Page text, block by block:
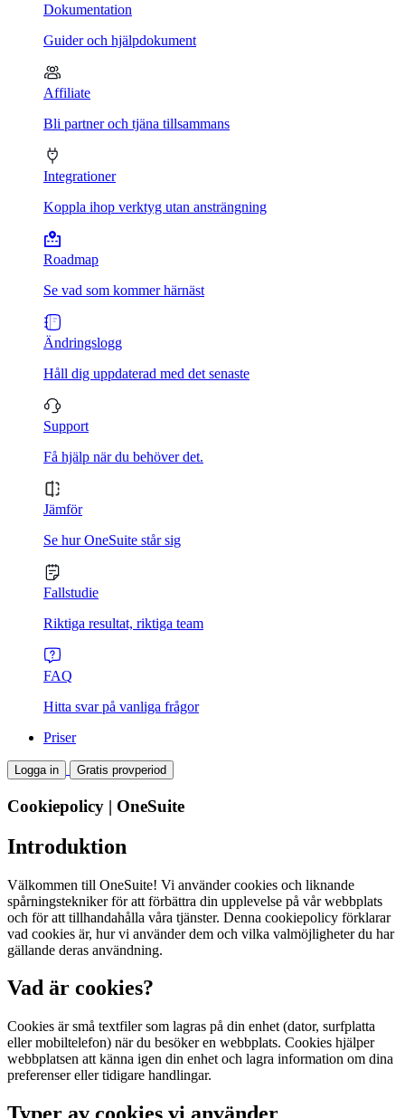
Dokumentation
Guider och hjälpdokument
Affiliate
Bli partner och tjäna tillsammans
Integrationer
Koppla ihop verktyg utan ansträngning
Roadmap
Se vad som kommer härnäst
Ändringslogg
Håll dig uppdaterad med det senaste
Support
Få hjälp när du behöver det.
Jämför
Se hur OneSuite står sig
Fallstudie
Riktiga resultat, riktiga team
FAQ
Hitta svar på vanliga frågor
Priser
Logga in Gratis provperiod
Cookiepolicy | OneSuite
Introduktion
Välkommen till OneSuite! Vi använder cookies och liknande
spårningstekniker för att förbättra din upplevelse på vår webbplats
och för att tillhandahålla våra tjänster. Denna cookiepolicy förklarar
vad cookies är, hur vi använder dem och vilka valmöjligheter du har
gällande deras användning.
Vad är cookies?
Cookies är små textfiler som lagras på din enhet (dator, surfplatta
eller mobiltelefon) när du besöker en webbplats. Cookies hjälper
webbplatsen att känna igen din enhet och lagra information om dina
preferenser eller tidigare handlingar.